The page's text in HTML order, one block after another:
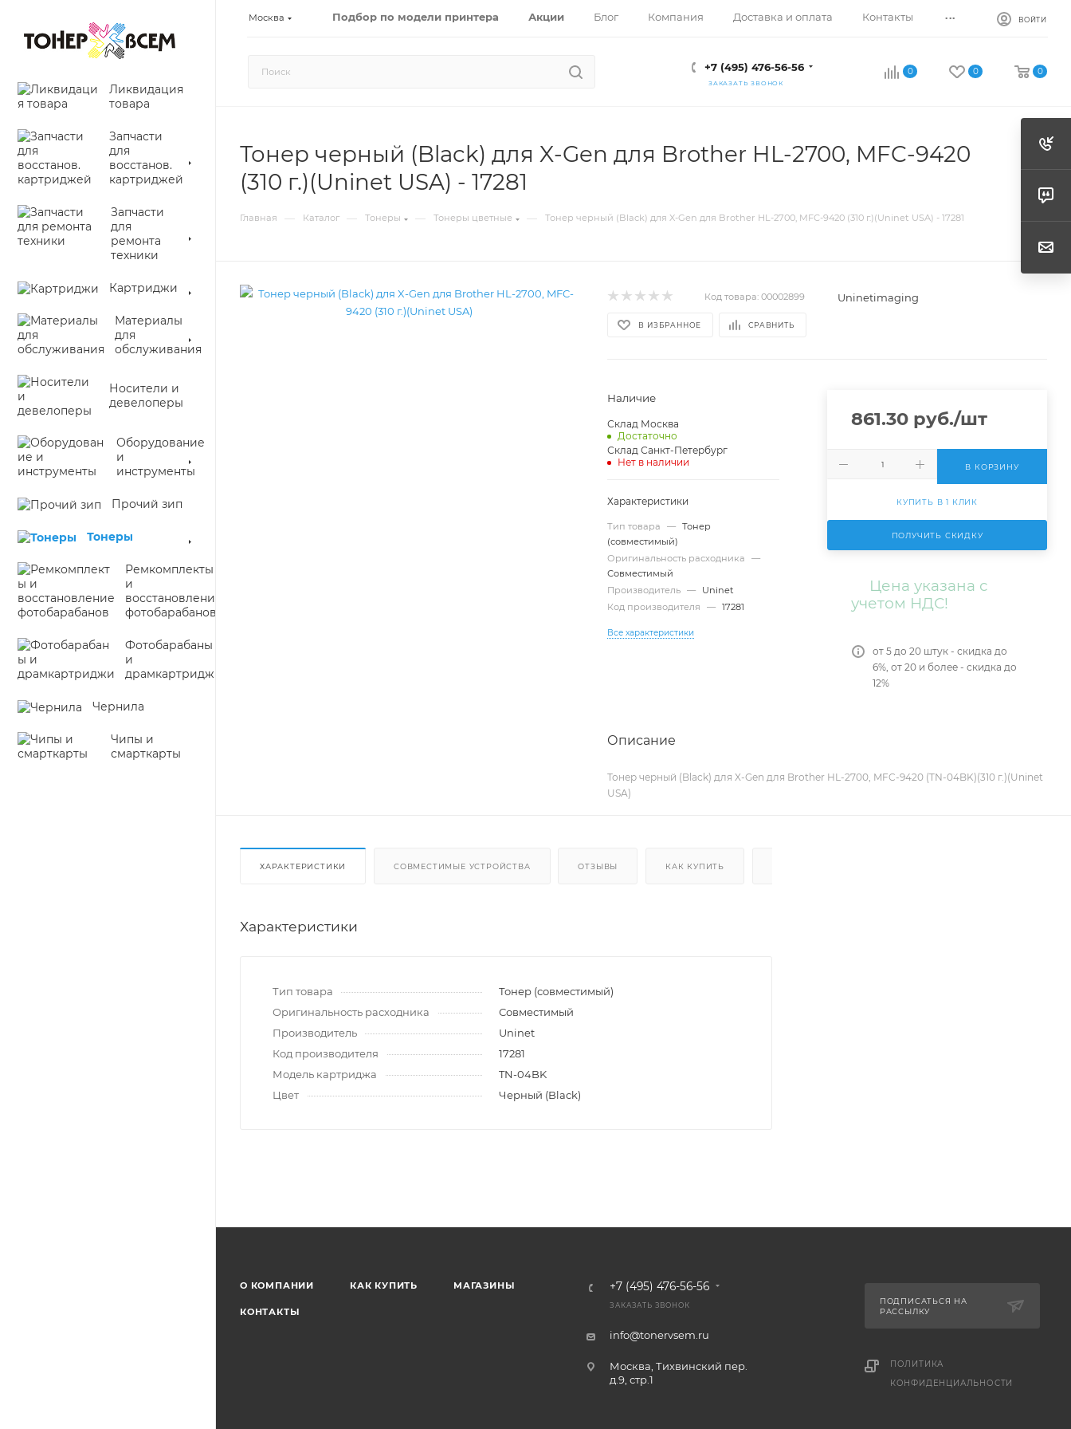
Москва Подбор по модели принтера Акции Блог Компания Доставка и оплата Контакты ... ВОЙТИ
+7 (495) 476-56-56
ЗАКАЗАТЬ ЗВОНОК
0 0 0
Ликвидация
товара
Запчасти
для
восстанов.
картриджей
Запчасти
для
ремонта
техники
Картриджи
Материалы
для
обслуживания
Носители и
девелоперы
Оборудование
и
инструменты
Прочий зип
Тонеры
Ремкомплекты
и
восстановление
фотобарабанов
Фотобарабаны
и
драмкартриджи
Чернила
Чипы и
смарткарты
Тонер черный (Black) для X-Gen для Brother HL-2700, MFC-9420
(310 г.)(Uninet USA) - 17281
Главная — Каталог — Тонеры — Тонеры цветные — Тонер черный (Black) для X-Gen для Brother HL-2700, MFC-9420 (310 г.)(Uninet USA) - 17281
Код товара: 00002899 Uninetimaging
В ИЗБРАННОЕ СРАВНИТЬ
Наличие
Склад Москва
Достаточно
Склад Санкт-Петербург
Нет в наличии
Характеристики
Тип товара —
Тонер
(совместимый)
Оригинальность расходника
—
Совместимый
Производитель
—
Uninet
Код производителя
— 17281
Все характеристики
861.30 руб./шт
В КОРЗИНУ
КУПИТЬ В 1 КЛИК
ПОЛУЧИТЬ СКИДКУ
Цена указана с
учетом НДС!
от 5 до 20 штук - скидка до
6%, от 20 и более - скидка до
12%
Описание
Тонер черный (Black) для X-Gen для Brother HL-2700, MFC-9420 (TN-04BK)(310 г.)(Uninet
USA)
ХАРАКТЕРИСТИКИ СОВМЕСТИМЫЕ УСТРОЙСТВА ОТЗЫВЫ КАК КУПИТЬ
Характеристики
Тип товара
Тонер (совместимый)
Оригинальность расходника
Совместимый
Производитель
Uninet
Код производителя
17281
Модель картриджа
TN-04BK
Цвет
Черный (Black)
О КОМПАНИИ КАК КУПИТЬ МАГАЗИНЫ
КОНТАКТЫ
+7 (495) 476-56-56
ЗАКАЗАТЬ ЗВОНОК
info@tonervsem.ru
Москва, Тихвинский пер.
д.9, стр.1
ПОДПИСАТЬСЯ НА
РАССЫЛКУ
ПОЛИТИКА
КОНФИДЕНЦИАЛЬНОСТИ